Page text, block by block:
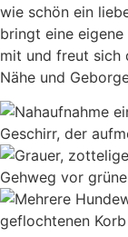
wie schön ein
bringt eine
mit und freut sich
Nähe und